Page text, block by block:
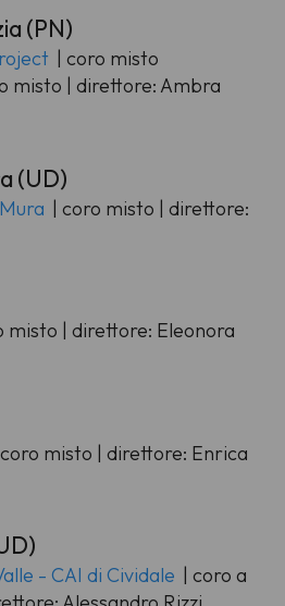
(PN)
| coro misto
misto | direttore: Ambra
(UD)
| coro misto | direttore:
misto | direttore: Eleonora
misto | direttore: Enrica
- CAI di Cividale | coro a